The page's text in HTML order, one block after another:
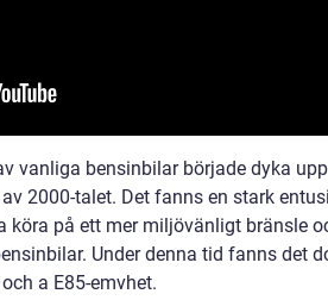
vanliga bensinbilar började dyka
2000-talet. Det fanns en stark
köra på ett mer miljövänligt bränsle
Under denna tid fanns det
a E85-emvhet.